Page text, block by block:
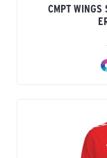
CMPT WINGS